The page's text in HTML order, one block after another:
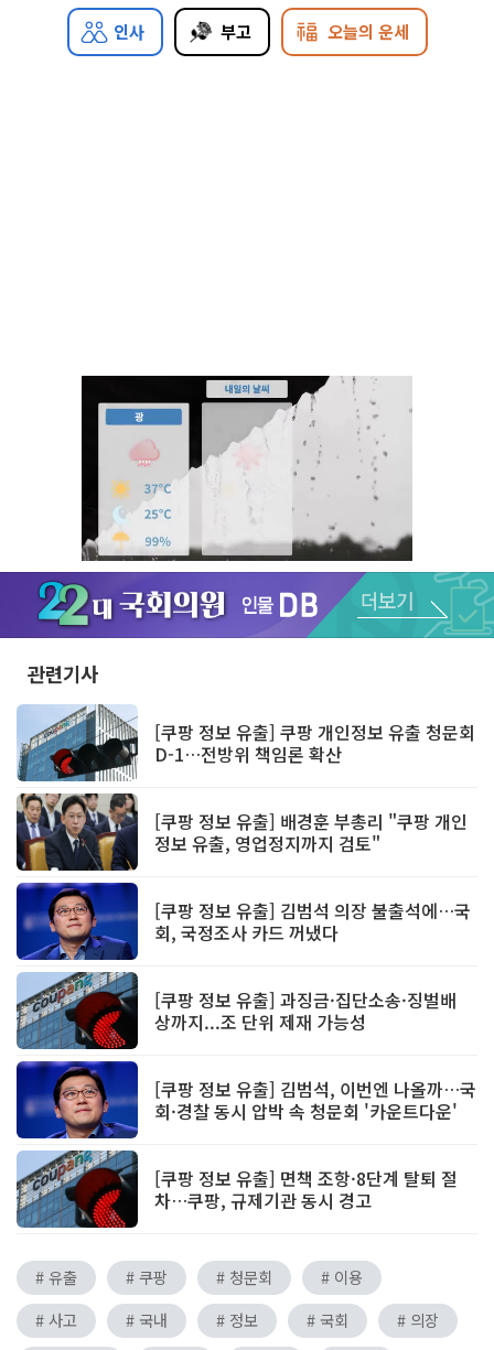
인사 부고 오늘의 운세
Unmute
관련기사
[쿠팡 정보 유출] 쿠팡 개인정보 유출 청문회
D-1…전방위 책임론 확산
[쿠팡 정보 유출] 배경훈 부총리 "쿠팡 개인
정보 유출, 영업정지까지 검토"
[쿠팡 정보 유출] 김범석 의장 불출석에…국
회, 국정조사 카드 꺼냈다
[쿠팡 정보 유출] 과징금·집단소송·징벌배
상까지...조 단위 제재 가능성
[쿠팡 정보 유출] 김범석, 이번엔 나올까…국
회·경찰 동시 압박 속 청문회 '카운트다운'
[쿠팡 정보 유출] 면책 조항·8단계 탈퇴 절
차…쿠팡, 규제기관 동시 경고
# 유출 # 쿠팡 # 청문회
# 이용
# 사고
# 국내 # 정보 # 국회
# 의장